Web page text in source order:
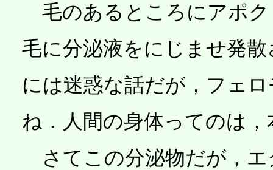
毛のあるところにアポク
毛に分泌液をにじませ発
には迷惑な話だが，フェ
ね．人間の身体ってのは
さてこの分泌物だが，エ